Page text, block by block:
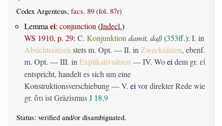
Codex Argenteus, facs. 89 (fol. 87r)
Lemma ei: conjunction (Indecl.)
WS 1910, p. 29: C. Konjunktion damit, daß(353ff.): I. in
Absichtssätzen stets m. Opt. — II. in Zwecksätzen, ebenf.
m. Opt. — III. in Explikativsätzen — IV. Woei dem gr. εἰ
entspricht, handelt es sich um eine
Konstruktionsverschiebung — V. ei vor direkter Rede wie
gr. ὅτι ist GräzismusJ 18,9
Status: verified and/or disambiguated.